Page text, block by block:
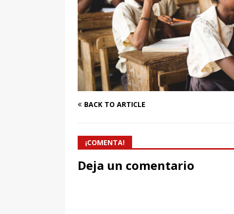
BACK TO ARTICLE
¡COMENTA!
Deja un comentario